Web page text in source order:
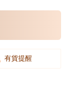
有貨提醒